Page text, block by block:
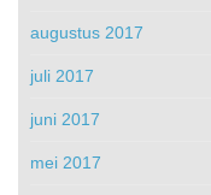
augustus 2017
juli 2017
juni 2017
mei 2017